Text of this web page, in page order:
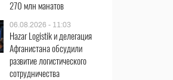
270 млн манатов
06.08.2026 - 11:03
Hazar Logistik и делегация
Афганистана обсудили
развитие логистического
сотрудничества